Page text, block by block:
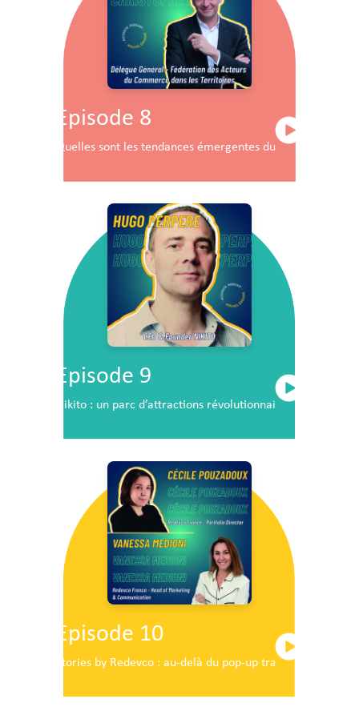
Episode 8
Quelles sont les tendances émergentes du commerce en
Episode 9
Nikito : un parc d’attractions révolutionnaire en plein
Episode 10
Stories by Redevco : au-delà du pop-up traditionnel